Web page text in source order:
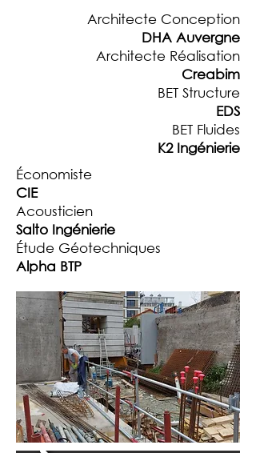
Architecte Conception
DHA Auvergne
Architecte Réalisation
Creabim
BET Structure
EDS
BET Fluides
K2 Ingénierie
Économiste
CIE
Acousticien
Salto Ingénierie
Étude Géotechniques
Alpha BTP